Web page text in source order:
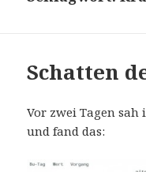
Schatten
Vor zwei Tagen
und fand das: